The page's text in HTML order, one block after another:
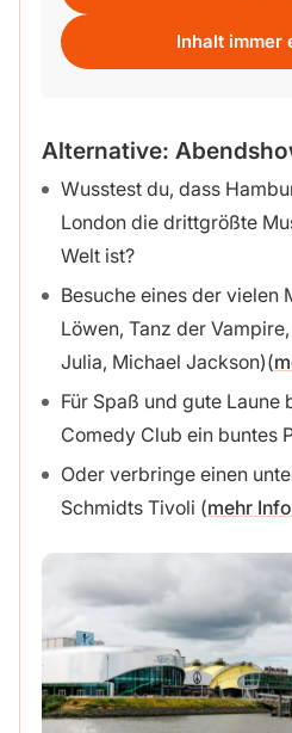
Inhalt immer
Alternative:
Wusstest du, dass
London die drittgrößte
Welt ist?
Besuche eines der vielen
Löwen, Tanz der
Julia, Michael Jackson)(
Für Spaß und gute Laune
Comedy Club ein buntes
Oder verbringe einen
Schmidts Tivoli (mehr